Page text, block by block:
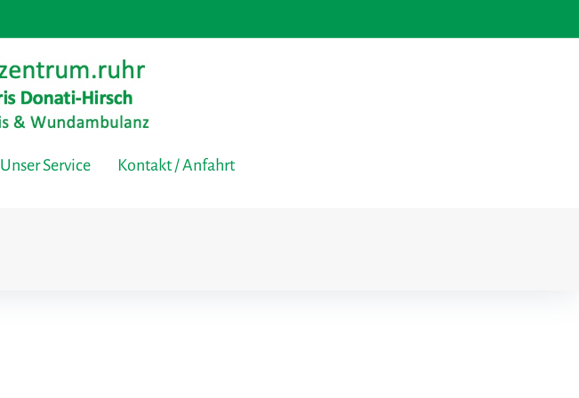
Unser Service Kontakt / Anfahrt